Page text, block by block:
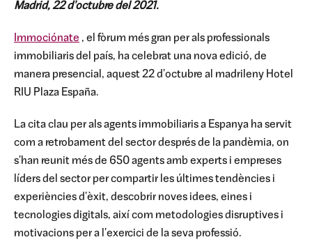
Madrid, 22 d'octubre del 2021.
Immociónate , el fòrum més gran per als professionals
immobiliaris del país, ha celebrat una nova edició, de
manera presencial, aquest 22 d'octubre al madrileny Hotel
RIU Plaza España.
La cita clau per als agents immobiliaris a Espanya ha servit
com a retrobament del sector després de la pandèmia, on
s'han reunit més de 650 agents amb experts i empreses
líders del sector per compartir les últimes tendències i
experiències d'èxit, descobrir noves idees, eines i
tecnologies digitals, així com metodologies disruptives i
motivacions per a l'exercici de la seva professió.